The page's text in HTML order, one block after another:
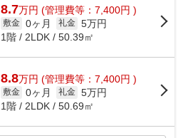
8.7万円 (管理費等：7,400円 )
敷金 0ヶ月 礼金 5万円
1階 / 2LDK / 50.39㎡
8.8万円 (管理費等：7,400円 )
敷金 0ヶ月 礼金 5万円
1階 / 2LDK / 50.69㎡